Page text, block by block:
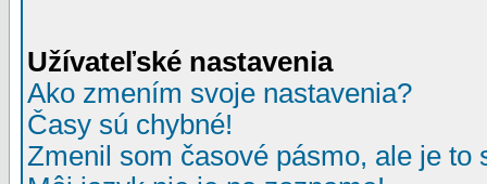
Užívateľské nastavenia
Ako zmením svoje nastavenia?
Časy sú chybné!
Zmenil som časové pásmo, ale je to